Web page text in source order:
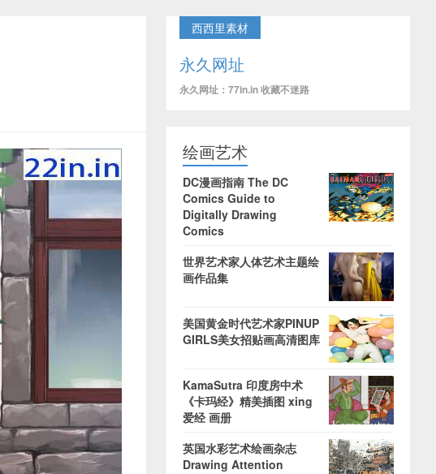
西西里素材
永久网址
永久网址：77in.in 收藏不迷路
绘画艺术
DC漫画指南 The DC
Comics Guide to
Digitally Drawing
Comics
世界艺术家人体艺术主题绘
画作品集
美国黄金时代艺术家PINUP
GIRLS美女招贴画高清图库
KamaSutra 印度房中术
《卡玛经》精美插图 xing
爱经 画册
英国水彩艺术绘画杂志
Drawing Attention